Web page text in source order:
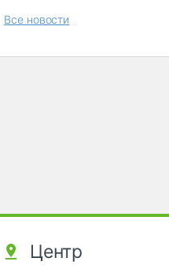
Все новости
Центр